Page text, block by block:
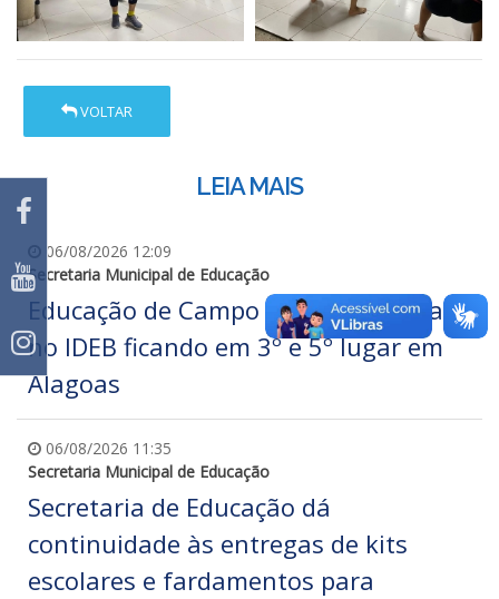
VOLTAR
LEIA MAIS
06/08/2026 12:09
Secretaria Municipal de Educação
Educação de Campo Alegre se destaca
no IDEB ficando em 3º e 5º lugar em
Alagoas
06/08/2026 11:35
Secretaria Municipal de Educação
Secretaria de Educação dá
continuidade às entregas de kits
escolares e fardamentos para